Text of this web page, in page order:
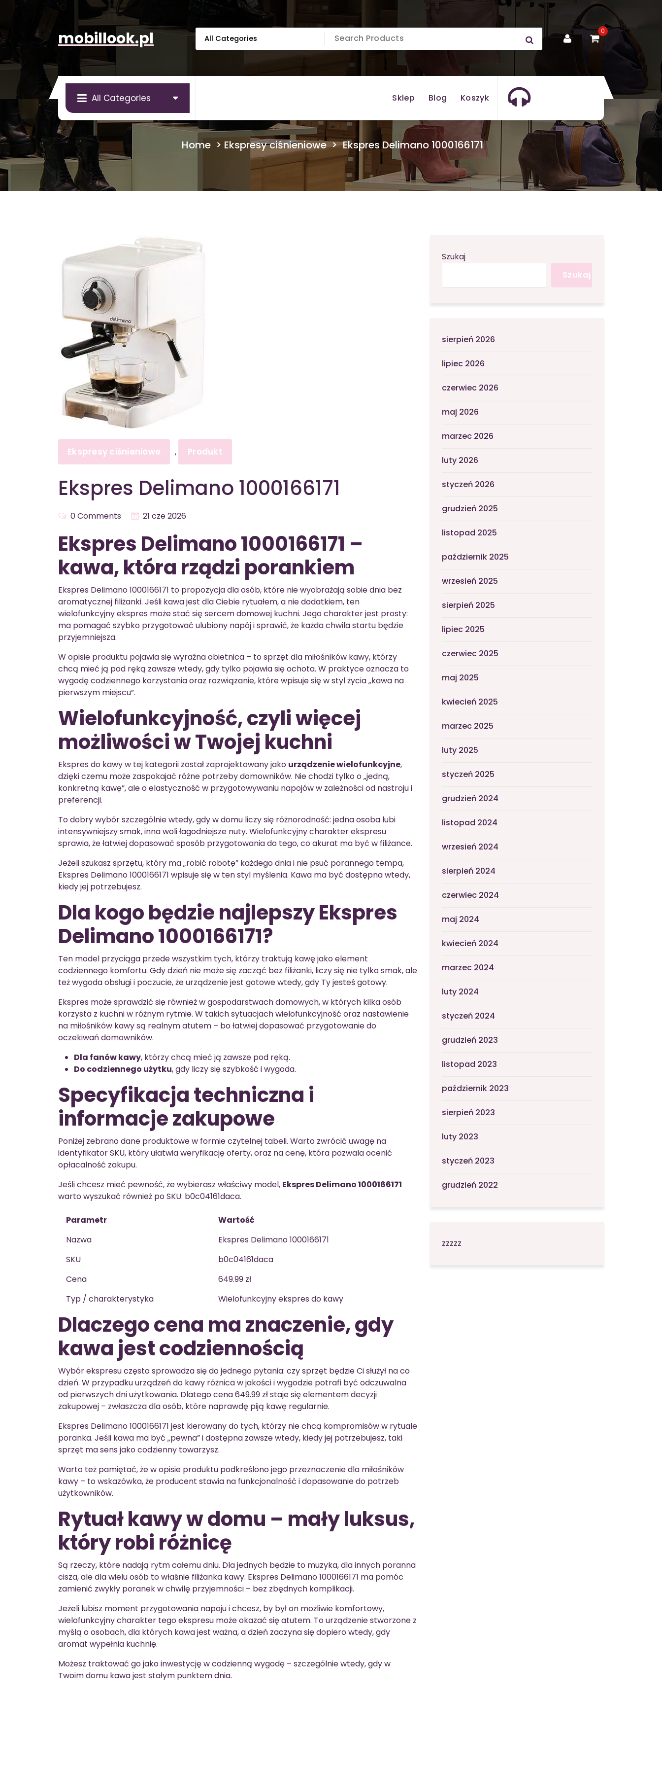
mobillook.pl 0
All Categories Sklep Blog Koszyk
Home > Ekspresy ciśnieniowe> Ekspres Delimano 1000166171
Ekspresy ciśnieniowe , Produkt
Ekspres Delimano 1000166171
0 Comments 21 cze 2026
Ekspres Delimano 1000166171 –
kawa, która rządzi porankiem
Ekspres Delimano 1000166171 to propozycja dla osób, które nie wyobrażają sobie dnia bez
aromatycznej filiżanki. Jeśli kawa jest dla Ciebie rytuałem, a nie dodatkiem, ten
wielofunkcyjny ekspres może stać się sercem domowej kuchni. Jego charakter jest prosty:
ma pomagać szybko przygotować ulubiony napój i sprawić, że każda chwila startu będzie
przyjemniejsza.
W opisie produktu pojawia się wyraźna obietnica – to sprzęt dla miłośników kawy, którzy
chcą mieć ją pod ręką zawsze wtedy, gdy tylko pojawia się ochota. W praktyce oznacza to
wygodę codziennego korzystania oraz rozwiązanie, które wpisuje się w styl życia „kawa na
pierwszym miejscu”.
Wielofunkcyjność, czyli więcej
możliwości w Twojej kuchni
Ekspres do kawy w tej kategorii został zaprojektowany jako urządzenie wielofunkcyjne,
dzięki czemu może zaspokajać różne potrzeby domowników. Nie chodzi tylko o „jedną,
konkretną kawę”, ale o elastyczność w przygotowywaniu napojów w zależności od nastroju i
preferencji.
To dobry wybór szczególnie wtedy, gdy w domu liczy się różnorodność: jedna osoba lubi
intensywniejszy smak, inna woli łagodniejsze nuty. Wielofunkcyjny charakter ekspresu
sprawia, że łatwiej dopasować sposób przygotowania do tego, co akurat ma być w filiżance.
Jeżeli szukasz sprzętu, który ma „robić robotę” każdego dnia i nie psuć porannego tempa,
Ekspres Delimano 1000166171 wpisuje się w ten styl myślenia. Kawa ma być dostępna wtedy,
kiedy jej potrzebujesz.
Dla kogo będzie najlepszy Ekspres
Delimano 1000166171?
Ten model przyciąga przede wszystkim tych, którzy traktują kawę jako element
codziennego komfortu. Gdy dzień nie może się zacząć bez filiżanki, liczy się nie tylko smak, ale
też wygoda obsługi i poczucie, że urządzenie jest gotowe wtedy, gdy Ty jesteś gotowy.
Ekspres może sprawdzić się również w gospodarstwach domowych, w których kilka osób
korzysta z kuchni w różnym rytmie. W takich sytuacjach wielofunkcyjność oraz nastawienie
na miłośników kawy są realnym atutem – bo łatwiej dopasować przygotowanie do
oczekiwań domowników.
Dla fanów kawy, którzy chcą mieć ją zawsze pod ręką.
Do codziennego użytku, gdy liczy się szybkość i wygoda.
Specyfikacja techniczna i
informacje zakupowe
Poniżej zebrano dane produktowe w formie czytelnej tabeli. Warto zwrócić uwagę na
identyfikator SKU, który ułatwia weryfikację oferty, oraz na cenę, która pozwala ocenić
opłacalność zakupu.
Jeśli chcesz mieć pewność, że wybierasz właściwy model, Ekspres Delimano 1000166171
warto wyszukać również po SKU: b0c04161daca.
Parametr
Wartość
Nazwa
Ekspres Delimano 1000166171
SKU
b0c04161daca
Cena
649.99 zł
Typ / charakterystyka
Wielofunkcyjny ekspres do kawy
Dlaczego cena ma znaczenie, gdy
kawa jest codziennością
Wybór ekspresu często sprowadza się do jednego pytania: czy sprzęt będzie Ci służył na co
dzień. W przypadku urządzeń do kawy różnica w jakości i wygodzie potrafi być odczuwalna
od pierwszych dni użytkowania. Dlatego cena 649.99 zł staje się elementem decyzji
zakupowej – zwłaszcza dla osób, które naprawdę piją kawę regularnie.
Ekspres Delimano 1000166171 jest kierowany do tych, którzy nie chcą kompromisów w rytuale
poranka. Jeśli kawa ma być „pewna” i dostępna zawsze wtedy, kiedy jej potrzebujesz, taki
sprzęt ma sens jako codzienny towarzysz.
Warto też pamiętać, że w opisie produktu podkreślono jego przeznaczenie dla miłośników
kawy – to wskazówka, że producent stawia na funkcjonalność i dopasowanie do potrzeb
użytkowników.
Rytuał kawy w domu – mały luksus,
który robi różnicę
Są rzeczy, które nadają rytm całemu dniu. Dla jednych będzie to muzyka, dla innych poranna
cisza, ale dla wielu osób to właśnie filiżanka kawy. Ekspres Delimano 1000166171 ma pomóc
zamienić zwykły poranek w chwilę przyjemności – bez zbędnych komplikacji.
Jeżeli lubisz moment przygotowania napoju i chcesz, by był on możliwie komfortowy,
wielofunkcyjny charakter tego ekspresu może okazać się atutem. To urządzenie stworzone z
myślą o osobach, dla których kawa jest ważna, a dzień zaczyna się dopiero wtedy, gdy
aromat wypełnia kuchnię.
Możesz traktować go jako inwestycję w codzienną wygodę – szczególnie wtedy, gdy w
Twoim domu kawa jest stałym punktem dnia.
Szukaj
Szukaj
sierpień 2026
lipiec 2026
czerwiec 2026
maj 2026
marzec 2026
luty 2026
styczeń 2026
grudzień 2025
listopad 2025
październik 2025
wrzesień 2025
sierpień 2025
lipiec 2025
czerwiec 2025
maj 2025
kwiecień 2025
marzec 2025
luty 2025
styczeń 2025
grudzień 2024
listopad 2024
wrzesień 2024
sierpień 2024
czerwiec 2024
maj 2024
kwiecień 2024
marzec 2024
luty 2024
styczeń 2024
grudzień 2023
listopad 2023
październik 2023
sierpień 2023
luty 2023
styczeń 2023
grudzień 2022
zzzzz